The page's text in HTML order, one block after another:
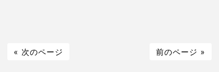
« 次のページ 前のページ »